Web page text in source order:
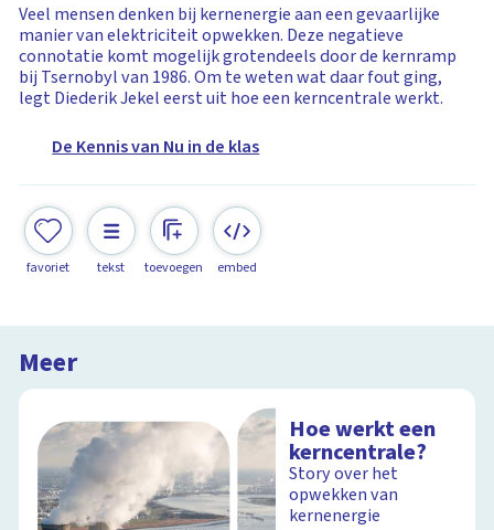
Veel mensen denken bij kernenergie aan een gevaarlijke
manier van elektriciteit opwekken. Deze negatieve
connotatie komt mogelijk grotendeels door de kernramp
bij Tsernobyl van 1986. Om te weten wat daar fout ging,
legt Diederik Jekel eerst uit hoe een kerncentrale werkt.
De Kennis van Nu in de klas
favoriet tekst toevoegen embed
Meer
Hoe werkt een
kerncentrale?
Story over het
opwekken van
kernenergie